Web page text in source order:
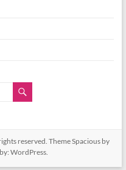
rights reserved. ThemeSpacious by
WordPress